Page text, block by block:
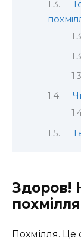
Здоров!
Похмілля. Це